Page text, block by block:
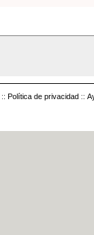
:: Política de privacidad ::